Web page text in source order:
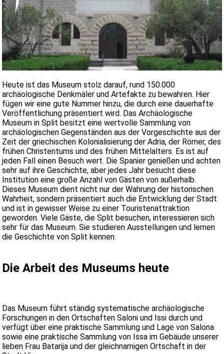
Heute ist das Museum stolz darauf, rund 150.000
archäologische Denkmäler und Artefakte zu bewahren. Hier
fügen wir eine gute Nummer hinzu, die durch eine dauerhafte
Veröffentlichung präsentiert wird. Das Archäologische
Museum in Split besitzt eine wertvolle Sammlung von
archäologischen Gegenständen aus der Vorgeschichte aus der
Zeit der griechischen Kolonialisierung der Adria, der Römer, des
frühen Christentums und des frühen Mittelalters. Es ist auf
jeden Fall einen Besuch wert. Die Spanier genießen und achten
sehr auf ihre Geschichte, aber jedes Jahr besucht diese
Institution eine große Anzahl von Gästen von außerhalb.
Dieses Museum dient nicht nur der Wahrung der historischen
Wahrheit, sondern präsentiert auch die Entwicklung der Stadt
und ist in gewisser Weise zu einer Touristenattraktion
geworden. Viele Gäste, die Split besuchen, interessieren sich
sehr für das Museum. Sie studieren Ausstellungen und lernen
die Geschichte von Split kennen.
Die Arbeit des Museums heute
Das Museum führt ständig systematische archäologische
Forschungen in den Ortschaften Saloni und Issi durch und
verfügt über eine praktische Sammlung und Lage von Salona
sowie eine praktische Sammlung von Issa im Gebäude unserer
lieben Frau Batarija und der gleichnamigen Ortschaft in der